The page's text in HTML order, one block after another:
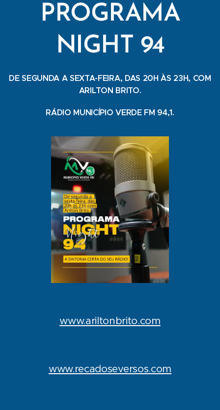
PROGRAMA
NIGHT 94
DE SEGUNDA A SEXTA-FEIRA, DAS 20H ÀS 23H, COM
ARILTON BRITO.
RÁDIO MUNICÍPIO VERDE FM 94,1.
www.ariltonbrito.com
www.recadoseversos.com